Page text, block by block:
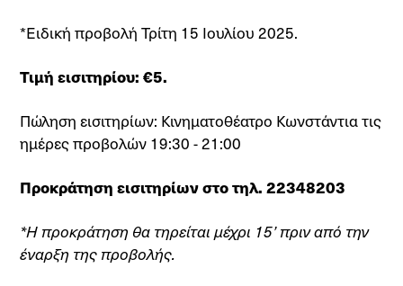
*Ειδική προβολή Τρίτη 15 Ιουλίου 2025.
Τιμή εισιτηρίου: €5.
Πώληση εισιτηρίων: Κινηματοθέατρο Κωνστάντια τις
ημέρες προβολών 19:30 - 21:00
Προκράτηση εισιτηρίων στο τηλ. 22348203
*Η προκράτηση θα τηρείται μέχρι 15’ πριν από την
έναρξη της προβολής.